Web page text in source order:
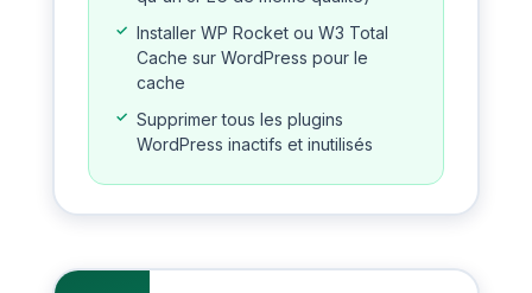
Installer WP Rocket ou W3 Total
Cache sur WordPress pour le
cache
Supprimer tous les plugins
WordPress inactifs et inutilisés